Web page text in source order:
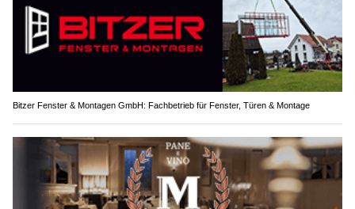
Bitzer Fenster & Montagen GmbH: Fachbetrieb für Fenster, Türen & Montage